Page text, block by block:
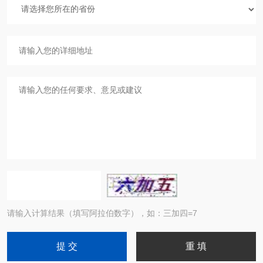
请输入计算结果（填写阿拉伯数字），如：三加四=7